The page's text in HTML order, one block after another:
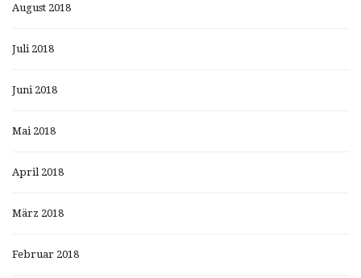
August 2018
Juli 2018
Juni 2018
Mai 2018
April 2018
März 2018
Februar 2018